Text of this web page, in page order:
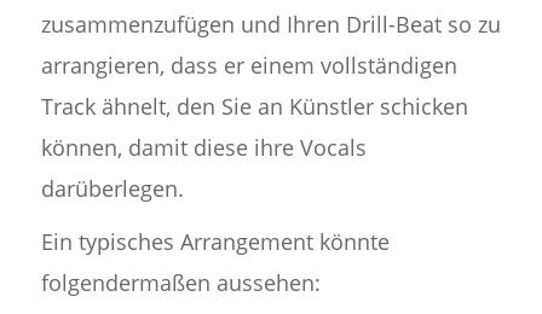
zusammenzufügen und Ihren Drill-Beat so zu
arrangieren, dass er einem vollständigen
Track ähnelt, den Sie an Künstler schicken
können, damit diese ihre Vocals
darüberlegen.
Ein typisches Arrangement könnte
folgendermaßen aussehen: